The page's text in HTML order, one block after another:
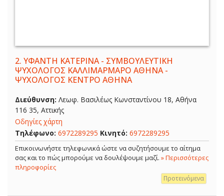
2. ΥΦΑΝΤΗ ΚΑΤΕΡΙΝΑ - ΣΥΜΒΟΥΛΕΥΤΙΚΗ
ΨΥΧΟΛΟΓΟΣ ΚΑΛΛΙΜΑΡΜΑΡΟ ΑΘΗΝΑ -
ΨΥΧΟΛΟΓΟΣ ΚΕΝΤΡΟ ΑΘΗΝΑ
Διεύθυνση: Λεωφ. Βασιλέως Κωνσταντίνου 18, Αθήνα
116 35, Αττικής
Οδηγίες χάρτη
Τηλέφωνο: 6972289295 Κινητό: 6972289295
Επικοινωνήστε τηλεφωνικά ώστε να συζητήσουμε το αίτημα
σας και το πώς μπορούμε να δουλέψουμε μαζί. » Περισσότερες
πληροφορίες
Προτεινόμενα